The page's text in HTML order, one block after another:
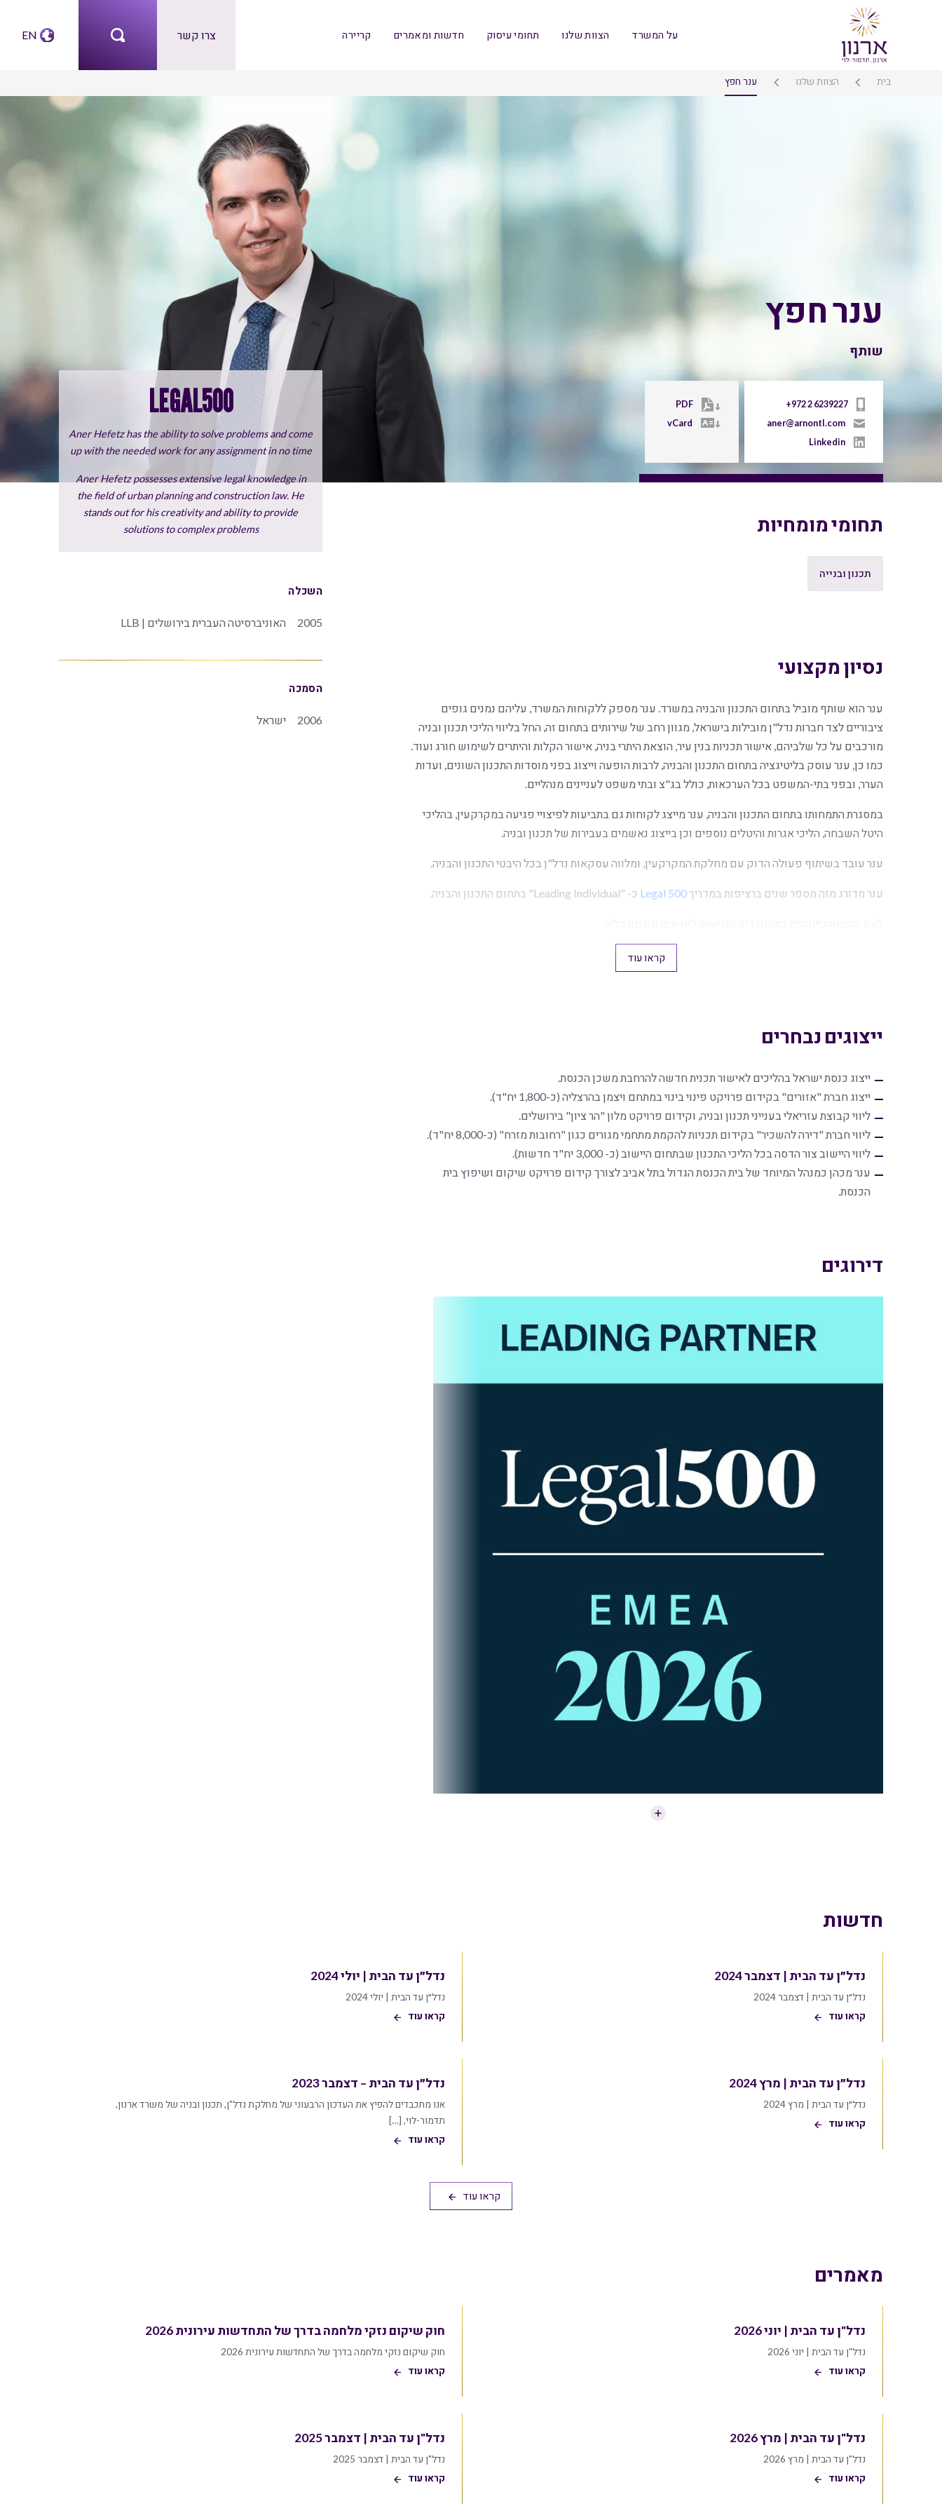
על המשרד הצוות שלנו תחומי עיסוק חדשות ומאמרים קריירה צרו קשר EN
בית הצוות שלנו ענר חפץ
ענר חפץ
שותף
+972 2 6239227
aner@arnontl.com
Linkedin
PDF
vCard
תחומי מומחיות
תכנון ובנייה
נסיון מקצועי
ענר הוא שותף מוביל בתחום התכנון והבניה במשרד. ענר מספק ללקוחות המשרד, עליהם נמנים גופים
ציבוריים לצד חברות נדל"ן מובילות בישראל, מגוון רחב של שירותים בתחום זה, החל בליווי הליכי תכנון ובניה
מורכבים על כל שלביהם, אישור תכניות בנין עיר, הוצאת היתרי בניה, אישור הקלות והיתרים לשימוש חורג ועוד.
כמו כן, ענר עוסק בליטיגציה בתחום התכנון והבניה, לרבות הופעה וייצוג בפני מוסדות התכנון השונים, ועדות
הערר, ובפני בתי-המשפט בכל הערכאות, כולל בג"צ ובתי משפט לעניינים מנהליים.
במסגרת התמחותו בתחום התכנון והבניה, ענר מייצג לקוחות גם בתביעות לפיצויי פגיעה במקרקעין, בהליכי
היטל השבחה, הליכי אגרות והיטלים נוספים וכן בייצוג נאשמים בעבירות של תכנון ובניה.
ענר עובד בשיתוף פעולה הדוק עם מחלקת המקרקעין, ומלווה עסקאות נדל"ן בכל היבטי התכנון והבניה.
ענר מדורג מזה מספר שנים ברציפות במדריךLegal 500 כ- "Leading Individual" בתחום התכנון והבניה.
קראו עוד
ייצוגים נבחרים
ייצוג כנסת ישראל בהליכים לאישור תכנית חדשה להרחבת משכן הכנסת.
ייצוג חברת "אזורים" בקידום פרויקט פינוי בינוי במתחם ויצמן בהרצליה (כ-1,800 יח"ד).
ליווי קבוצת עזריאלי בענייני תכנון ובניה, וקידום פרויקט מלון "הר ציון" בירושלים.
ליווי חברת "דירה להשכיר" בקידום תכניות להקמת מתחמי מגורים כגון "רחובות מזרח" (כ-8,000 יח"ד).
ליווי היישוב צור הדסה בכל הליכי התכנון שבתחום היישוב (כ- 3,000 יח"ד חדשות).
ענר מכהן כמנהל המיוחד של בית הכנסת הגדול בתל אביב לצורך קידום פרויקט שיקום ושיפוץ בית
הכנסת.
דירוגים
LEGAL500
Aner Hefetz has the ability to solve problems and come
up with the needed work for anyassignment in no time
Aner Hefetz possesses extensive legal knowledge in
the field of urban planning and construction law. He
stands out for his creativity and ability to provide
solutions to complex problems
השכלה
2005 האוניברסיטה העברית בירושלים | LLB
הסמכה
2006 ישראל
חדשות
נדל״ן עד הבית | דצמבר 2024
נדל״ן עד הבית | דצמבר 2024
קראו עוד
נדל״ן עד הבית | יולי 2024
נדל״ן עד הבית | יולי 2024
קראו עוד
נדל״ן עד הבית | מרץ 2024
נדל״ן עד הבית | מרץ 2024
קראו עוד
נדל״ן עד הבית – דצמבר 2023
אנו מתכבדים להפיץ את העדכון הרבעוני של מחלקת נדל"ן, תכנון ובניה של משרד ארנון,
תדמור-לוי, […]
קראו עוד
קראו עוד
מאמרים
נדל"ן עד הבית | יוני 2026
נדל"ן עד הבית | יוני 2026
קראו עוד
חוק שיקום נזקי מלחמה בדרך של התחדשות עירונית 2026
חוק שיקום נזקי מלחמה בדרך של התחדשות עירונית 2026
קראו עוד
נדל"ן עד הבית | מרץ 2026
נדל"ן עד הבית | מרץ 2026
קראו עוד
נדל"ן עד הבית | דצמבר 2025
נדל"ן עד הבית | דצמבר 2025
קראו עוד